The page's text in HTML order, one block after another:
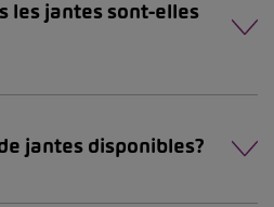
les jantes sont-elles
jantes disponibles?